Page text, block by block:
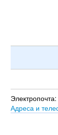
Электропочта:
Адреса и